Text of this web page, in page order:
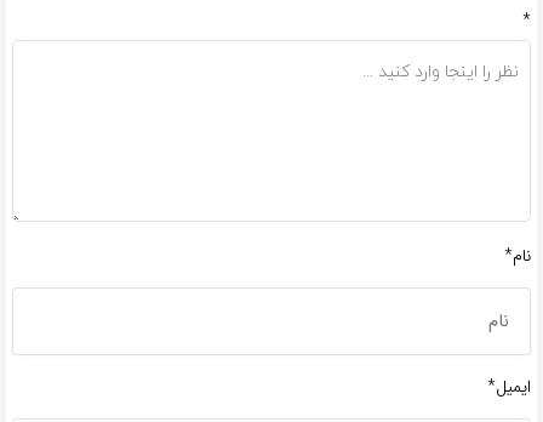
*
نام*
ایمیل*